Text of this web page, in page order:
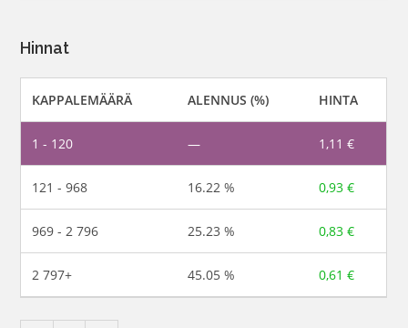
Hinnat
KAPPALEMÄÄRÄ ALENNUS (%) HINTA
1 - 120 — 1,11 €
121 - 968 16.22 % 0,93 €
969 - 2 796 25.23 % 0,83 €
2 797+ 45.05 % 0,61 €